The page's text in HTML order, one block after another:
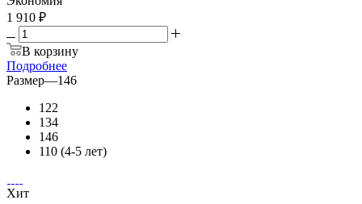
1 910 ₽
В корзину
Подробнее
Размер—146
122
134
146
110 (4-5 лет)
Хит